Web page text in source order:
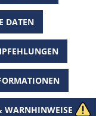
DATEN
WARNHINWEISE